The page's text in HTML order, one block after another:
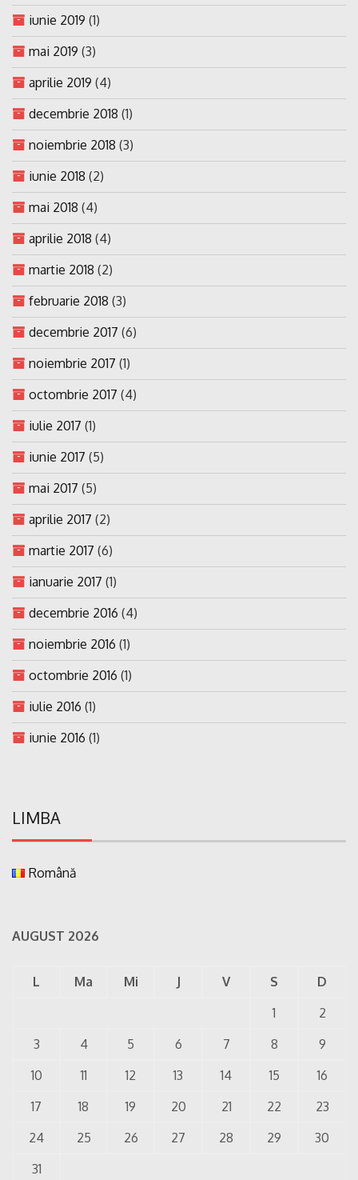
iunie 2019 (1)
mai 2019 (3)
aprilie 2019 (4)
decembrie 2018 (1)
noiembrie 2018 (3)
iunie 2018 (2)
mai 2018 (4)
aprilie 2018 (4)
martie 2018 (2)
februarie 2018 (3)
decembrie 2017 (6)
noiembrie 2017 (1)
octombrie 2017 (4)
iulie 2017 (1)
iunie 2017 (5)
mai 2017 (5)
aprilie 2017 (2)
martie 2017 (6)
ianuarie 2017 (1)
decembrie 2016 (4)
noiembrie 2016 (1)
octombrie 2016 (1)
iulie 2016 (1)
iunie 2016 (1)
LIMBA
Română
AUGUST 2026
L Ma Mi J V S
D
1
2
3
4 5 6 7 8
9
10
11 12 13 14 15
16
17
18 19 20 21 22
23
24
25 26 27 28 29
30
31